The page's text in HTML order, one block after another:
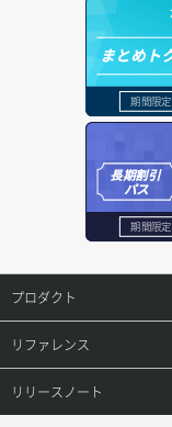
セキュリティグルー
セキュリティグルー
セキュリティグルー
セキュリティグルー
セキュリティグルー
ヘルスモニタ一覧取得
ヘルスモニタ作成
ヘルスモニタ削除
ヘルスモニタ更新
ヘルスモニタ詳細取得
メンバー削除
メンバー更新
メンバー詳細取得
オブジェクトダウンロ
オブジェクトバージ
オブジェクト一覧取得
オブジェクト削除
オブジェクト削除予約
オブジェクト複製
オブジェクト詳細取得
コンテナ一覧取得
コンテナ作成
ドメイン情報登録
ドメイン詳細取得
レコード一覧取得
レコード作成
レコード更新
レコード詳細取得
まとめト
期間限定
長期割引
パス
期間限定
プロダクト
プロダクトトップ
ConoHa VPS(Ver.3.0)
リファレンス
リファレンストップ
リリースノート